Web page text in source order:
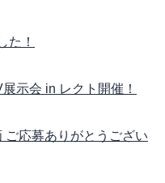
た！
示会 in レクト開催！
ご応募ありがとうござい